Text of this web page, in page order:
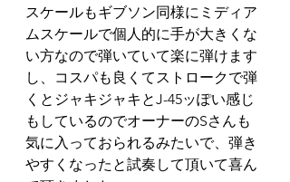
スケールもギブソン同様にミディア
ムスケールで個人的に手が大きくな
い方なので弾いていて楽に弾けます
し、コスパも良くてストロークで弾
くとジャキジャキとJ-45ッぽい感じ
もしているのでオーナーのSさんも
気に入っておられるみたいで、弾き
やすくなったと試奏して頂いて喜ん